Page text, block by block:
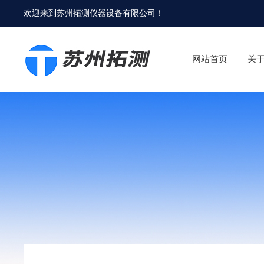
欢迎来到苏州拓测仪器设备有限公司 ！
网站首页 关